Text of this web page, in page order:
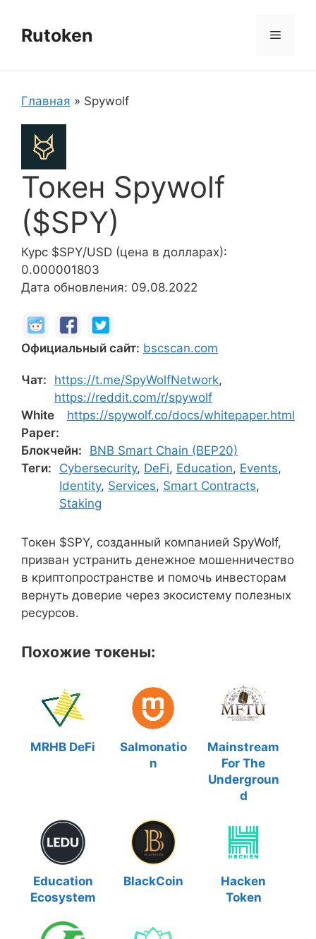
содержимому
Rutoken Меню
Главная » Spywolf
Токен Spywolf
($SPY)
Курс $SPY/USD (цена в долларах):
0.000001803
Дата обновления: 09.08.2022
Официальный сайт: bscscan.com
Чат: https://t.me/SpyWolfNetwork,
https://reddit.com/r/spywolf
White
Paper:
https://spywolf.co/docs/whitepaper.html
Блокчейн:
BNB Smart Chain (BEP20)
Теги:
Cybersecurity, DeFi, Education, Events,
Identity, Services, Smart Contracts,
Staking
Токен $SPY, созданный компанией SpyWolf,
призван устранить денежное мошенничество
в криптопространстве и помочь инвесторам
вернуть доверие через экосистему полезных
ресурсов.
Похожие токены:
MRHB DeFi
Salmonatio
n
Mainstream
For The
Undergroun
d
Education
Ecosystem
BlackCoin
Hacken
Token